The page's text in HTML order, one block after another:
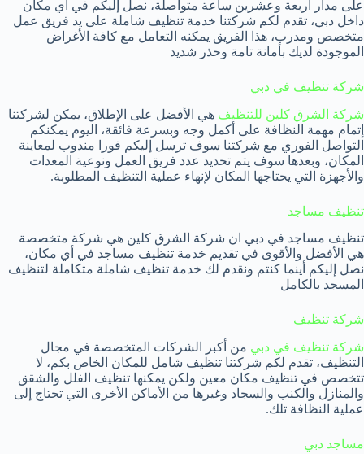
على مدار أربعة وعشرين ساعة متواصلة، نصل إليكم في أي مكان
داخل دبي، تقدم لكم شركتنا خدمة تنظيف شاملة على يد فريق عمل
متخصص ومدرب، هذا الفريق يمكنه التعامل مع كافة الأغراض
الموجودة لديك بأمانة تامة وحذر شديد
شركة تنظيف في دبي
شركة الشرق كلين للتنظيف هي الأفضل على الإطلاق، يمكن لشركتنا
إتمام مهمة النظافة على أكمل وجه وبسرعة فائقة، اليوم يمكنكم
التواصل الفوري مع شركتنا سوف ترسل إليكم فورا مندوب لمعاينة
المكان، وبعدها سوف يتم تحديد عدد فريق العمل ونوعية المعدات
والأجهزة التي يحتاجها المكان لإنهاء عملية التنظيف المطلوبة.
تنظيف مساجد
تنظيف مساجد في دبي ان شركة الشرق كلين هي شركة متخصصة
هي الأفضل والأقوى في تقديم خدمة تنظيف مساجد في أي مكان،
نصل إليكم أينما كنتم ونقدم لك خدمة تنظيف شاملة متكاملة لتنظيف
المسجد بالكامل
شركة تنظيف
شركة تنظيف في دبي من أكبر الشركات المتخصصة في مجال
التنظيف، تقدم لكم شركتنا تنظيف شامل للمكان الخاص بكم، لا
تتخصص في تنظيف مكان معين ولكن يمكنها تنظيف الفلل والشقق
والمنازل والكنب والسجاد وغيرها من الأماكن الأخرى التي تحتاج إلى
عملية النظافة تلك.
مساجد دبي